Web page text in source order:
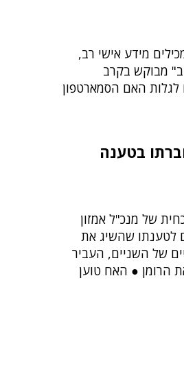
מידע אישי רב,
מבוקש בקרב
לגלות האם הסמארטפון
בטענה
של מנכ"ל אמזון
לטענתו שהשיג את
של השניים, העביר
הרומן ● האח טוען